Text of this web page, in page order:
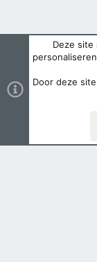
Deze site
Door deze